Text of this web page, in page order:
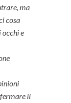
ma
cosa
e
il